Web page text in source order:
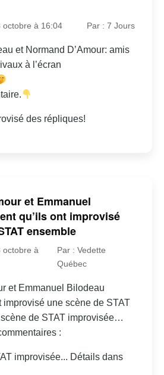
octobre à 16:04 Par : 7 Jours
et Normand D’Amour: amis
à l’écran
des répliques!
et Emmanuel
qu’ils ont improvisé
ensemble
octobre à
Par : Vedette
Québec
et Emmanuel Bilodeau
improvisé une scène de STAT
de STAT improvisée…
:
improvisée... Détails dans